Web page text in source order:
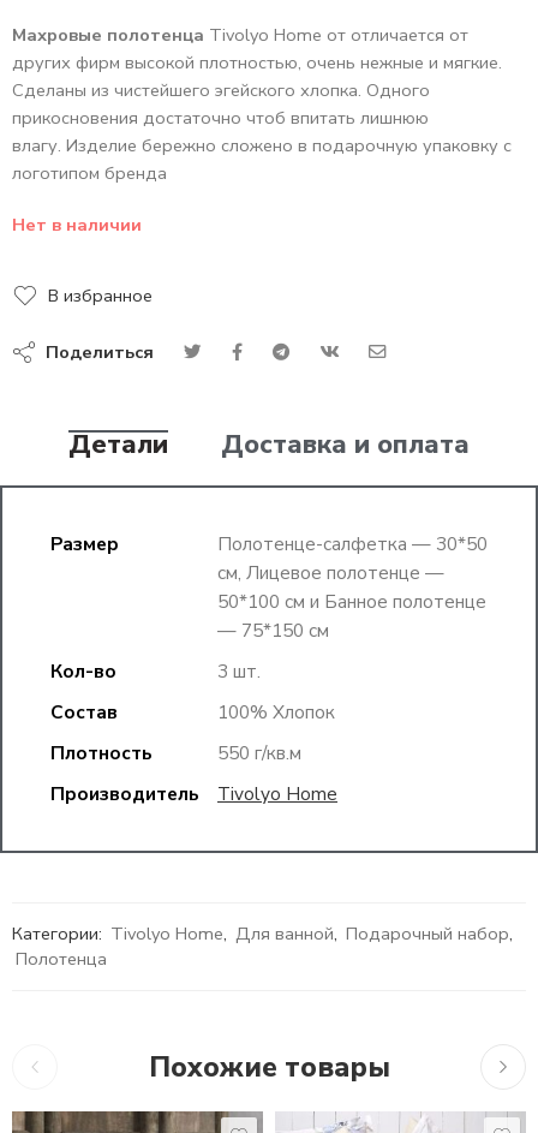
Махровые полотенца Tivolyo Home от отличается от
других фирм высокой плотностью, очень нежные и мягкие.
Сделаны из чистейшего эгейского хлопка. Одного
прикосновения достаточно чтоб впитать лишнюю
влагу. Изделие бережно сложено в подарочную упаковку с
логотипом бренда
Нет в наличии
В избранное
Поделиться
Детали Доставка и оплата
Размер
Полотенце-салфетка — 30*50
см, Лицевое полотенце —
50*100 см и Банное полотенце
— 75*150 см
Кол-во
3 шт.
Состав
100% Хлопок
Плотность
550 г/кв.м
Производитель
Tivolyo Home
Категории: Tivolyo Home, Для ванной, Подарочный набор,
Полотенца
Похожие товары